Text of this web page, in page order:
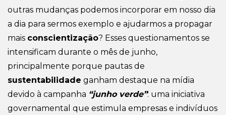
outras mudanças podemos incorporar em nosso dia
a dia para sermos exemplo e ajudarmos a propagar
mais conscientização? Esses questionamentos se
intensificam durante o mês de junho,
principalmente porque pautas de
sustentabilidade ganham destaque na mídia
devido à campanha “junho verde”: uma iniciativa
governamental que estimula empresas e indivíduos